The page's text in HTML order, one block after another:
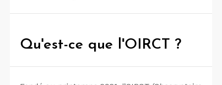
Qu'est-ce que l'OIRCT ?